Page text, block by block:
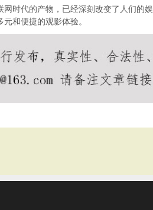
时代的产物，已经深刻改变了人们的
和便捷的观影体验。